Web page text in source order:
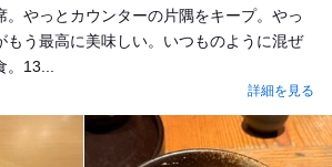
。やっとカウンターの片隅をキープ。やっ
もう最高に美味しい。いつものように混ぜ
13...
詳細を見る